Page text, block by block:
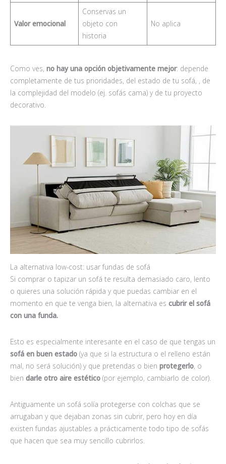
Valor emocional
Conservas un
objeto con
historia
No aplica
Como ves, no hay una opción objetivamente mejor: depende
completamente de tus prioridades, del estado de tu sofá, , de
la complejidad del modelo (ej. sofás cama) y de tu proyecto
decorativo.
La alternativa low-cost: usar fundas de sofá
Si comprar o tapizar un sofá te resulta demasiado caro, lento
o quieres una solución rápida y que puedas cambiar en el
momento en que te venga bien, la alternativa es cubrir el sofá
con una funda.
Esto es especialmente interesante en el caso de que tengas un
sofá en buen estado (ya que si la estructura o el relleno están
mal, no será solución) y que pretendas o bien protegerlo, o
bien darle otro aire estético (por ejemplo, cambiarlo de color).
Antiguamente un sofá solía protegerse con colchas que se
arrugaban y que dejaban zonas sin cubrir, pero hoy en día
existen fundas ajustables a prácticamente todo tipo de sofás
que hacen que sea muy sencillo cubrirlos.